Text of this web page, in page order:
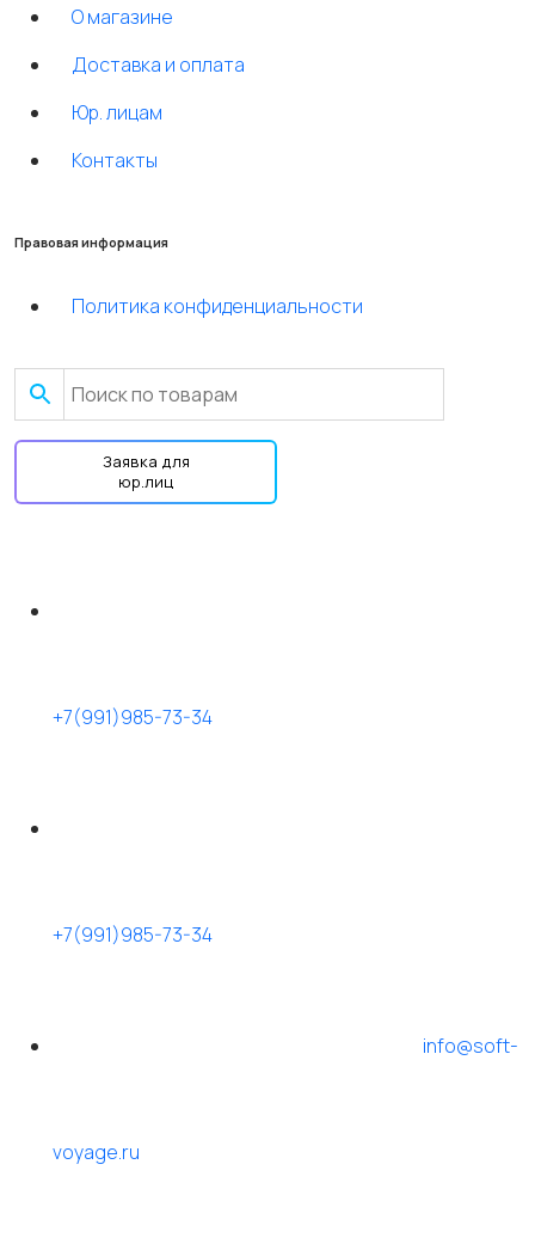
О магазине
Доставка и оплата
Юр. лицам
Контакты
Правовая информация
Политика конфиденциальности
Заявка для
юр.лиц
+7(991)985-73-34
+7(991)985-73-34
info@soft-
voyage.ru